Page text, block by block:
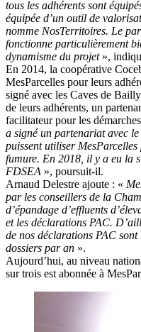
tous les adhérents sont
équipée d’un outil de
nomme NosTerritoires. Le
fonctionne particulièrement
dynamisme du projet»,
En 2014, la coopérative
MesParcelles pour leurs
signé avec les Caves de
de leurs adhérents, un
facilitateur pour les
a signé un partenariat avec
puissent utiliser
fumure. En 2018, il y a eu la
FDSEA », poursuit-il.
Arnaud Delestre ajoute : «
par les conseillers de la
d’épandage d’effluents
et les déclarations PAC.
de nos déclarations PAC
dossiers par an ».
Aujourd’hui, au niveau
sur trois est abonnée à